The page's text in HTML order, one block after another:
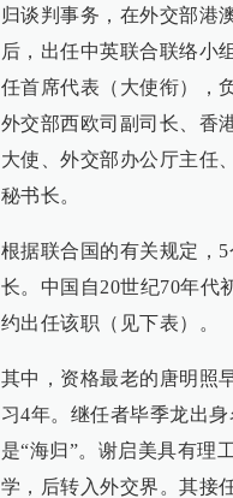
归谈判事务，在外交部港
后，出任中英联合联络小
任首席代表（大使衔），
外交部西欧司副司长、香
大使、外交部办公厅主任
秘书长。
根据联合国的有关规定，
长。中国自20世纪70年代
约出任该职（见下表）。
其中，资格最老的唐明照
习4年。继任者毕季龙出
是“海归”。谢启美具有理
学，后转入外交界。其接